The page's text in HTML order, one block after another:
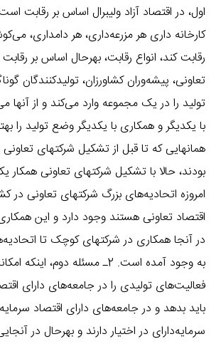
اول، در اقتصاد آزاد ولیبرال اساس بر رقابت
کارخانه داری هر مزرعه‌داری، هر دامداری،
رقابت کند، انواع رقابت، بهرحال اساس بر
تعاونی، پیشه‌وران کشاورزان، تولیدکنندگان
تولید را در یک مجموعه وارد می‌کند و از آنها
با یکدیگر و همکاری با یکدیگر وضع تولید را
همانهایی که تا قبل از تشکیل شرکتهای
بودند، حالا با تشکیل شرکتهای تعاونی همکار
امروزه اتحادیه‌های بزرگ شرکتهای تعاونی در
اقتصاد تعاونی هستند وجود دارد و این
در آنجا همکاری در شرکتهای کوچک تا
به وجود آمده است. 2ـ مسئله دوم،
فعالیت‌های تولیدی را در جامعه‌های دارای
باید بدهد و در جامعه‌های دارای اقتصاد
سرمایه‌دارای در اختیار دارند و بهرحال در